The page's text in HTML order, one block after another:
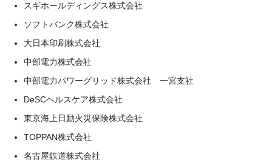
スギホールディングス株式会社
ソフトバンク株式会社
大日本印刷株式会社
中部電力株式会社
中部電力パワーグリッド株式会社 一宮支社
DeSCヘルスケア株式会社
東京海上日動火災保険株式会社
TOPPAN株式会社
名古屋鉄道株式会社